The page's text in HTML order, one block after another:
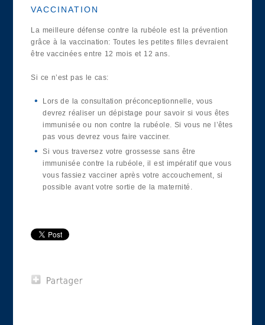
VACCINATION
La meilleure défense contre la rubéole est la prévention
grâce à la vaccination: Toutes les petites filles devraient
être vaccinées entre 12 mois et 12 ans.
Si ce n’est pas le cas:
Lors de la consultation préconceptionnelle, vous
devrez réaliser un dépistage pour savoir si vous êtes
immunisée ou non contre la rubéole. Si vous ne l’êtes
pas vous devrez vous faire vacciner.
Si vous traversez votre grossesse sans être
immunisée contre la rubéole, il est impératif que vous
vous fassiez vacciner après votre accouchement, si
possible avant votre sortie de la maternité.